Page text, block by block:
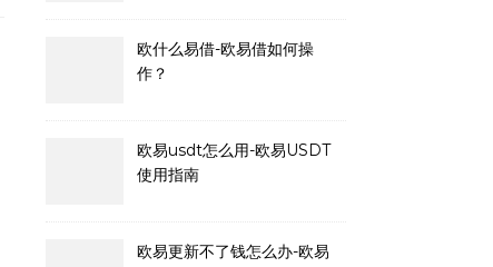
欧什么易借-欧易借如何操
作？
欧易usdt怎么用-欧易USDT
使用指南
欧易更新不了钱怎么办-欧易